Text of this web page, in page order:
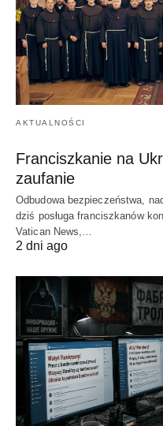
AKTUALNOŚCI
Franciszkanie na
zaufanie
Odbudowa bezpieczeństwa,
dziś posługa franciszkanów
Vatican News,…
2 dni ago